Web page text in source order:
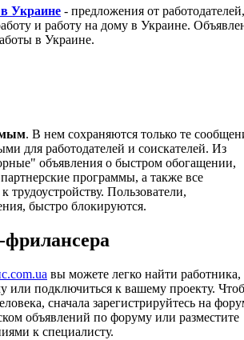
Украине - предложения от работодателей,
и работу на дому в Украине.
в Украине.
. В нем сохраняются только те
для работодателей и соискателей. Из
объявления о быстром обогащении,
программы, а также все
трудоустройству. Пользователи,
быстро блокируются.
вы можете легко найти работника,
или подключиться к вашему проекту.
сначала зарегистрируйтесь на
объявлений по форуму или разместите
к специалисту.